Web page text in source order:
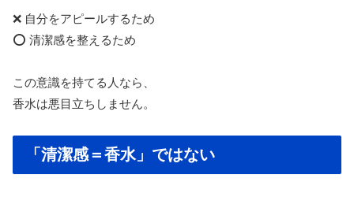
❌ 自分をアピールするため
⭕ 清潔感を整えるため
この意識を持てる人なら、
香水は悪目立ちしません。
「清潔感＝香水」ではない